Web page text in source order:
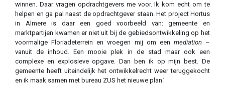
winnen. Daar vragen opdrachtgevers me voor. Ik kom echt om te
helpen en ga pal naast de opdrachtgever staan. Het project Hortus
in Almere is daar een goed voorbeeld van: gemeente en
marktpartijen kwamen er niet uit bij de gebiedsontwikkeling op het
voormalige Floriadeterrein en vroegen mij om een mediation–
vanuit de inhoud. Een mooie plek in de stad maar ook een
complexe en explosieve opgave. Dan ben ik op mijn best. De
gemeente heeft uiteindelijk het ontwikkelrecht weer teruggekocht
en ik maak samen met bureau ZUS het nieuwe plan.’